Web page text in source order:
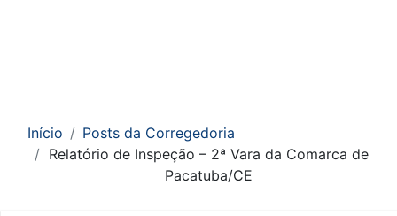
Início
Posts da Corregedoria
Relatório de Inspeção – 2ª Vara da Comarca de
Pacatuba/CE